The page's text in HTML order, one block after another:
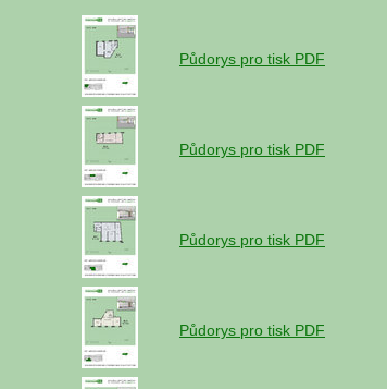
Půdorys pro tisk PDF
Půdorys pro tisk PDF
Půdorys pro tisk PDF
Půdorys pro tisk PDF